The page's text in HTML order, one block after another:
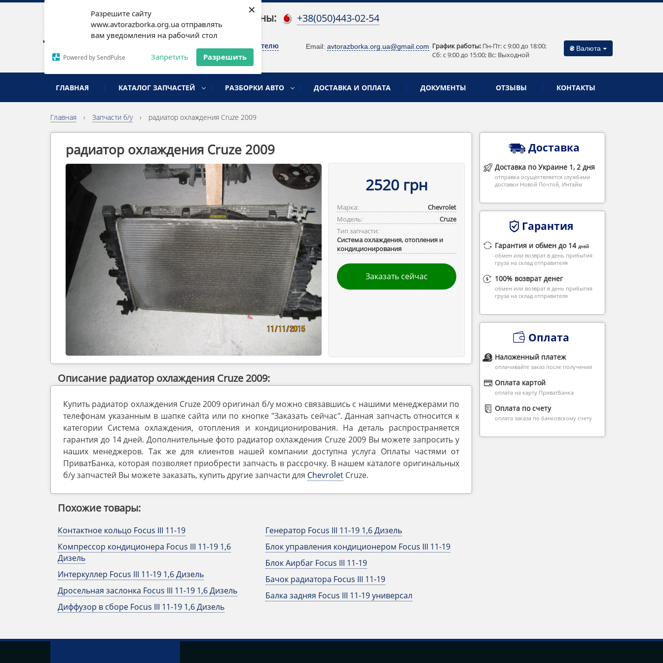
Разрешите сайту
www.avtorazborka.org.ua отправлять
вам уведомления на рабочий стол
Powered by SendPulse Запретить Разрешить
×
разборка иномарок
Наши телефоны: +38(050)443-02-54
Письмо руководителю Email: avtorazborka.org.ua@gmail.com График работы: Пн-Пт: c 9:00 до 18:00;
Сб: c 9:00 до 15:00; Вс: Выходной
₴ Валюта
ГЛАВНАЯ КАТАЛОГ ЗАПЧАСТЕЙ РАЗБОРКИ АВТО ДОСТАВКА И ОПЛАТА ДОКУМЕНТЫ ОТЗЫВЫ КОНТАКТЫ
Главная › Запчасти б/у › радиатор охлаждения Cruze 2009
радиатор охлаждения Cruze 2009
2520 грн
Марка:
Chevrolet
Модель:
Cruze
Тип запчасти:
Система охлаждения, отопления и
кондиционирования
Заказать сейчас
Описание радиатор охлаждения Cruze 2009:
Купить радиатор охлаждения Cruze 2009 оригинал б/у можно связавшись с нашими менеджерами по
телефонам указанным в шапке сайта или по кнопке "Заказать сейчас". Данная запчасть относится к
категории Система охлаждения, отопления и кондиционирования. На деталь распространяется
гарантия до 14 дней. Дополнительные фото радиатор охлаждения Cruze 2009 Вы можете запросить у
наших менеджеров. Так же для клиентов нашей компании доступна услуга Оплаты частями от
ПриватБанка, которая позволяет приобрести запчасть в рассрочку. В нашем каталоге оригинальных
б/у запчастей Вы можете заказать, купить другие запчасти для Chevrolet Cruze.
Похожие товары:
Контактное кольцо Focus III 11-19
Компрессор кондиционера Focus III 11-19 1,6
Дизель
Интеркуллер Focus III 11-19 1,6 Дизель
Дросельная заслонка Focus III 11-19 1,6 Дизель
Диффузор в сборе Focus III 11-19 1,6 Дизель
Генератор Focus III 11-19 1,6 Дизель
Блок управления кондиционером Focus III 11-19
Блок Аирбаг Focus III 11-19
Бачок радиатора Focus III 11-19
Балка задняя Focus III 11-19 универсал
Доставка
Доставка по Украине 1, 2 дня
отправка осуществляется службами
доставки Новой Почтой, Интайм
Гарантия
Гарантия и обмен до 14 дней
обмен или возврат в день прибытия
груза на склад отправителя
100% возврат денег
обмен или возврат в день прибытия
груза на склад отправителя
Оплата
Наложенный платеж
оплачивайте заказ после получения
Оплата картой
оплата на карту ПриватБанка
Оплата по счету
оплата заказа по банковскому счету